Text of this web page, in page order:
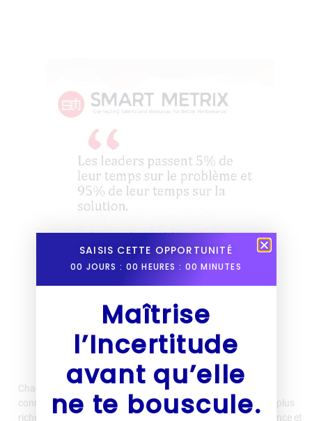
Chacun d’entre nous a le pouvoir et surtout le choix de se
connecter à soi, se transformer , réussir et ainsi bâtir une vie plus
riche et épanouissante. Passez à l’action pour faire la différence et
SAISIS CETTE OPPORTUNITÉ
00 JOURS : 00 HEURES : 00 MINUTES
Maîtrise
l’Incertitude
avant qu’elle
ne te bouscule.